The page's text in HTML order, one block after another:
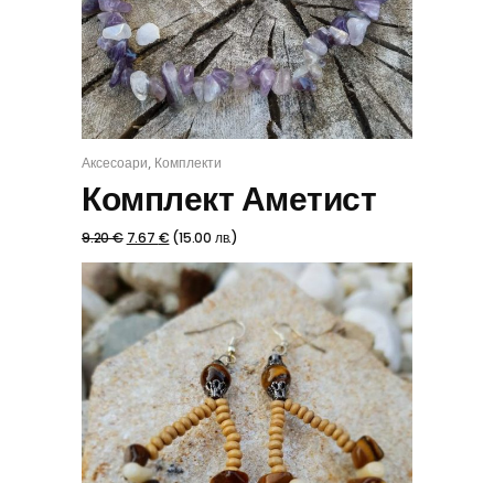
КУПИ
Аксесоари, Комплекти
Комплект Аметист
9.20€ 7.67 € (15.00 лв.)